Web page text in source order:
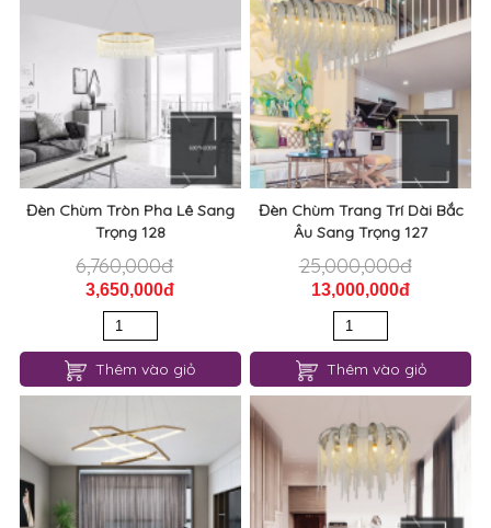
Đèn Chùm Tròn Pha Lê Sang
Trọng 128
6,760,000đ
3,650,000đ
Thêm vào giỏ
Đèn Chùm Trang Trí Dài Bắc
Âu Sang Trọng 127
25,000,000đ
13,000,000đ
Thêm vào giỏ